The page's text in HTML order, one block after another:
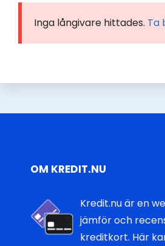
Inga långivare hittades. Ta
OM KREDIT.NU
Kredit.nu är en
jämför och
kreditkort. Här